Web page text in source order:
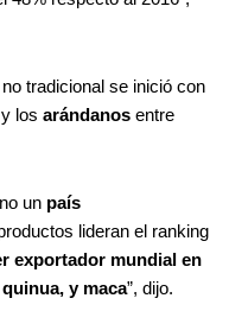
tradicional se inició con
los arándanos entre
un país
lideran el ranking
exportador mundial en
quinua, y maca”, dijo.